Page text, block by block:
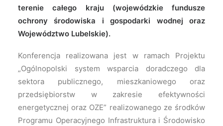
terenie całego kraju (wojewódzkie fundusze
ochrony środowiska i gospodarki wodnej oraz
Województwo Lubelskie).
Konferencja realizowana jest w ramach Projektu
„Ogólnopolski system wsparcia doradczego dla
sektora publicznego, mieszkaniowego oraz
przedsiębiorstw w zakresie efektywności
energetycznej oraz OZE” realizowanego ze środków
Programu Operacyjnego Infrastruktura i Środowisko